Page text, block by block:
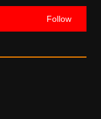
Follow